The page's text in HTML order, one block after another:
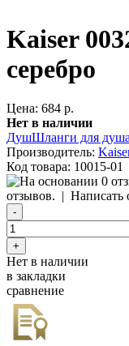
Kaiser
серебро
Цена: 684 р.
Нет в наличии
ДушШланги для
Производитель:
Код товара: 10015-01
отзывов. | Написать
Нет в наличии
в закладки
сравнение